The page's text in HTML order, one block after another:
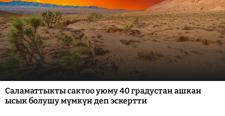
Саламаттыкты сактоо уюму 40 градустан ашкан
ысык болушу мүмкүн деп эскертти